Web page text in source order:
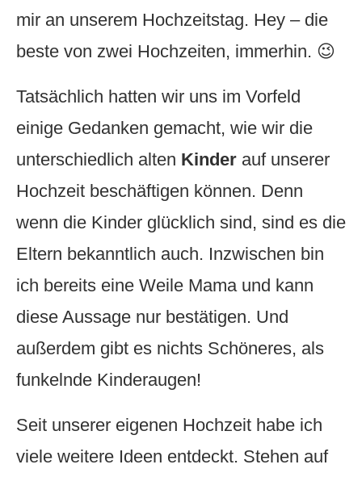
mir an unserem Hochzeitstag. Hey – die
beste von zwei Hochzeiten, immerhin. 😉
Tatsächlich hatten wir uns im Vorfeld
einige Gedanken gemacht, wie wir die
unterschiedlich alten Kinder auf unserer
Hochzeit beschäftigen können. Denn
wenn die Kinder glücklich sind, sind es die
Eltern bekanntlich auch. Inzwischen bin
ich bereits eine Weile Mama und kann
diese Aussage nur bestätigen. Und
außerdem gibt es nichts Schöneres, als
funkelnde Kinderaugen!
Seit unserer eigenen Hochzeit habe ich
viele weitere Ideen entdeckt. Stehen auf